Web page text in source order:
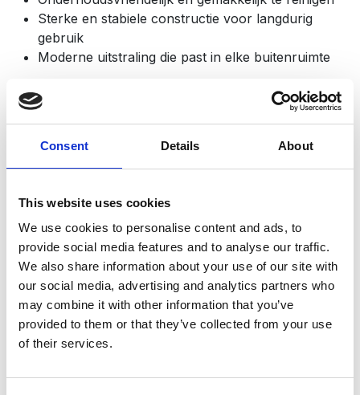
Consent Details About
This website uses cookies
We use cookies to personalise content and ads, to
provide social media features and to analyse our traffic.
We also share information about your use of our site with
our social media, advertising and analytics partners who
may combine it with other information that you’ve
provided to them or that they’ve collected from your use
of their services.
Sterke en stabiele constructie voor langdurig
gebruik
Moderne uitstraling die past in elke buitenruimte
Heeft u nog vragen?
Neem contact​ met ons op
Mail ons
Hoe moet u deze ligbedden
onderhouden?